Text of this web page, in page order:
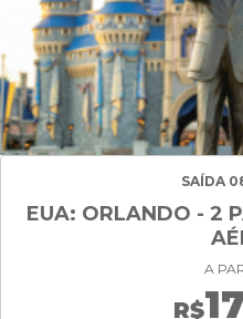
SAÍDA
EUA: ORLANDO - 2
A
R$